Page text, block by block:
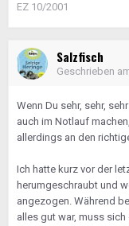
EZ 10/2001
Salzfisch
Geschrieben
Wenn Du sehr, sehr,
auch im Notlauf
allerdings an den
Ich hatte kurz vor der
herumgeschraubt und
angezogen. Während
alles gut war, muss